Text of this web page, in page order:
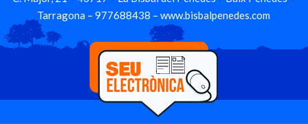
Tarragona – 977688438 – www.bisbalpenedes.com